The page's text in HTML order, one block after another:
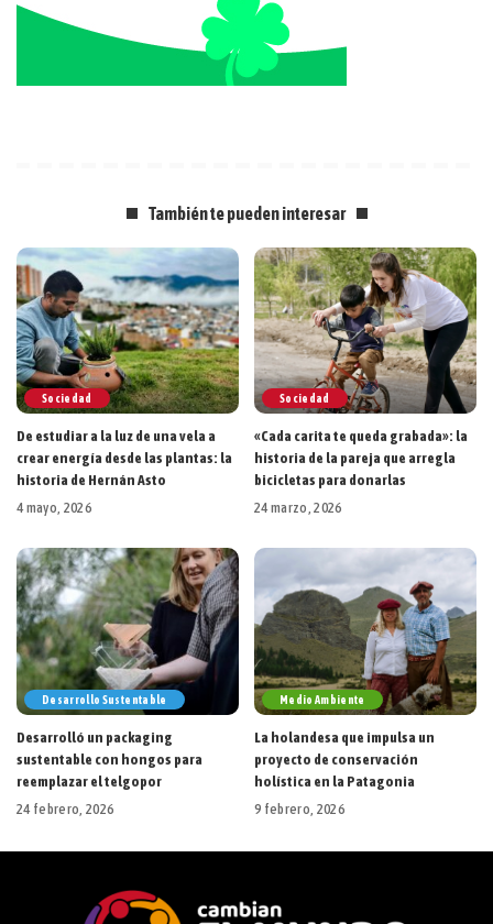
También te pueden interesar
Sociedad
De estudiar a la luz de una vela a
crear energía desde las plantas: la
historia de Hernán Asto
4 mayo, 2026
Sociedad
«Cada carita te queda grabada»: la
historia de la pareja que arregla
bicicletas para donarlas
24 marzo, 2026
Desarrollo Sustentable
Desarrolló un packaging
sustentable con hongos para
reemplazar el telgopor
24 febrero, 2026
Medio Ambiente
La holandesa que impulsa un
proyecto de conservación
holística en la Patagonia
9 febrero, 2026